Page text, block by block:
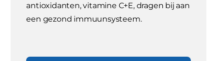
antioxidanten, vitamine C+E, dragen bij aan
een gezond immuunsysteem.